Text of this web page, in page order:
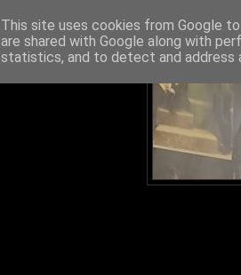
This site uses cookies from Google
are shared with Google along with
statistics, and to detect and address